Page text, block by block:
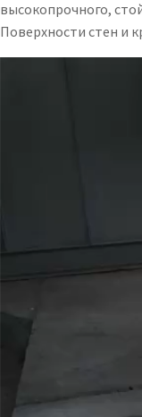
высокопрочного,
Поверхности стен и